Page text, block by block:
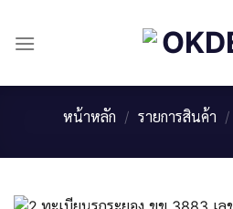
content
หน้าหลัก / รายการสินค้า /